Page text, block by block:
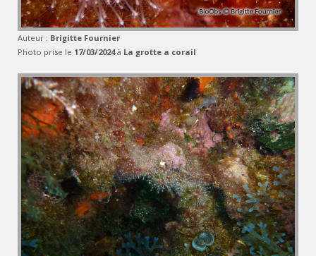
Auteur : Brigitte Fournier
Photo prise le 17/03/2024à La grotte a corail